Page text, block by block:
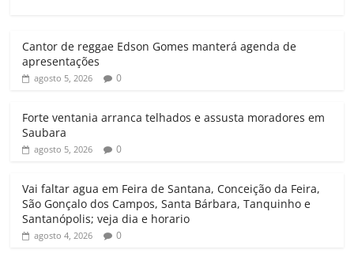
Cantor de reggae Edson Gomes manterá agenda de
apresentações
agosto 5, 2026 0
Forte ventania arranca telhados e assusta moradores em
Saubara
agosto 5, 2026 0
Vai faltar agua em Feira de Santana, Conceição da Feira,
São Gonçalo dos Campos, Santa Bárbara, Tanquinho e
Santanópolis; veja dia e horario
agosto 4, 2026 0